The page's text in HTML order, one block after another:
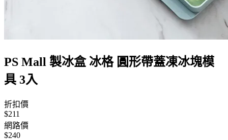
PS Mall 製冰盒 冰格 圓形帶蓋凍冰塊模
具 3入
折扣價
$211
網路價
$240